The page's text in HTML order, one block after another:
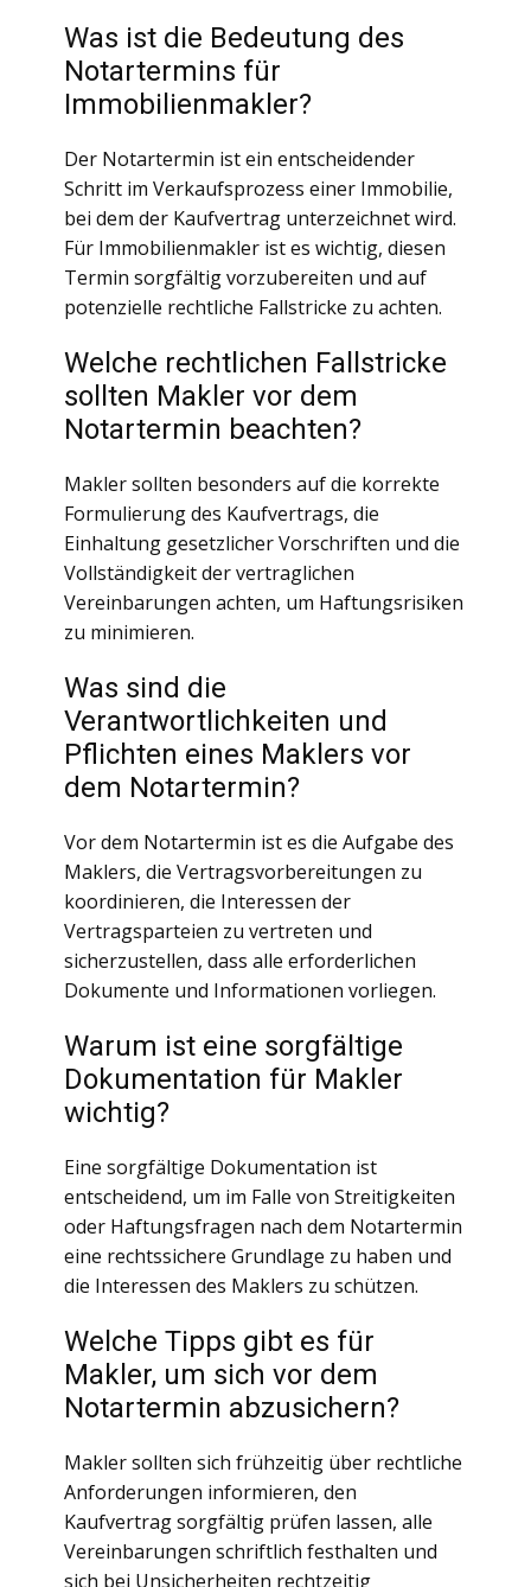
Was ist die Bedeutung des
Notartermins für
Immobilienmakler?
Der Notartermin ist ein entscheidender
Schritt im Verkaufsprozess einer Immobilie,
bei dem der Kaufvertrag unterzeichnet wird.
Für Immobilienmakler ist es wichtig, diesen
Termin sorgfältig vorzubereiten und auf
potenzielle rechtliche Fallstricke zu achten.
Welche rechtlichen Fallstricke
sollten Makler vor dem
Notartermin beachten?
Makler sollten besonders auf die korrekte
Formulierung des Kaufvertrags, die
Einhaltung gesetzlicher Vorschriften und die
Vollständigkeit der vertraglichen
Vereinbarungen achten, um Haftungsrisiken
zu minimieren.
Was sind die
Verantwortlichkeiten und
Pflichten eines Maklers vor
dem Notartermin?
Vor dem Notartermin ist es die Aufgabe des
Maklers, die Vertragsvorbereitungen zu
koordinieren, die Interessen der
Vertragsparteien zu vertreten und
sicherzustellen, dass alle erforderlichen
Dokumente und Informationen vorliegen.
Warum ist eine sorgfältige
Dokumentation für Makler
wichtig?
Eine sorgfältige Dokumentation ist
entscheidend, um im Falle von Streitigkeiten
oder Haftungsfragen nach dem Notartermin
eine rechtssichere Grundlage zu haben und
die Interessen des Maklers zu schützen.
Welche Tipps gibt es für
Makler, um sich vor dem
Notartermin abzusichern?
Makler sollten sich frühzeitig über rechtliche
Anforderungen informieren, den
Kaufvertrag sorgfältig prüfen lassen, alle
Vereinbarungen schriftlich festhalten und
sich bei Unsicherheiten rechtzeitig